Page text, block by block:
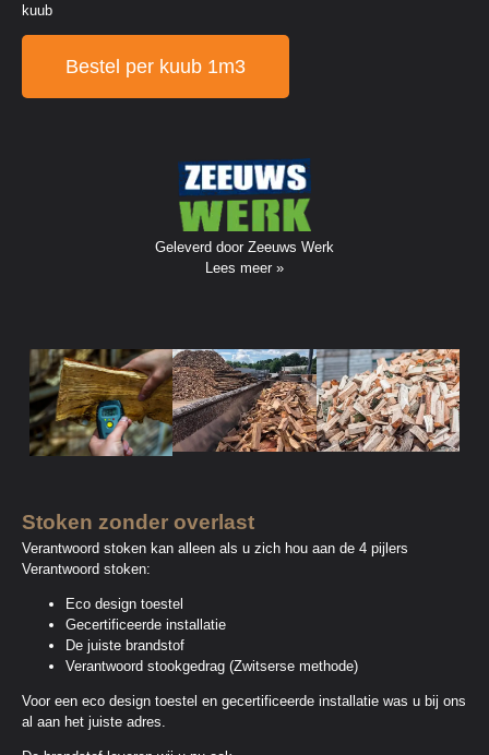
kuub
Bestel per kuub 1m3
Geleverd door Zeeuws Werk
Lees meer »
Stoken zonder overlast
Verantwoord stoken kan alleen als u zich hou aan de 4 pijlers
Verantwoord stoken:
Eco design toestel
Gecertificeerde installatie
De juiste brandstof
Verantwoord stookgedrag (Zwitserse methode)
Voor een eco design toestel en gecertificeerde installatie was u bij ons
al aan het juiste adres.